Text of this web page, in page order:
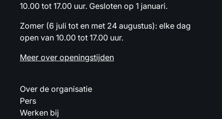
10.00 tot 17.00 uur. Gesloten op 1 januari.
Zomer (6 juli tot en met 24 augustus): elke dag
open van 10.00 tot 17.00 uur.
Meer over openingstijden
Over de organisatie
Pers
Werken bij